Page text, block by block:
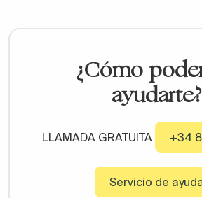
¿Cómo
ayudarte?
LLAMADA GRATUITA +34
Servicio de